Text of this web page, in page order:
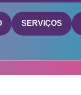
SERVIÇOS